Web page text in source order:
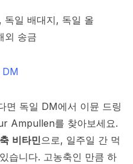
DM
면 독일 DM에서 이뮨 드링
Ampullen를 찾아보세요.
비타민으로, 일주일 간 먹
습니다. 고농축인 만큼 하